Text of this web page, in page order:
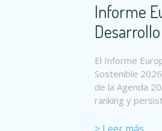
Informe
El Informe
Sostenible
de la Agenda
ranking y